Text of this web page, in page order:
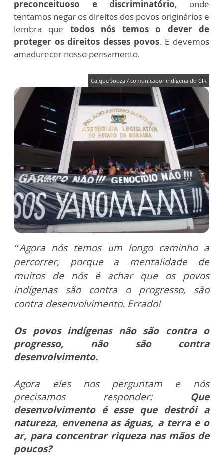
preconceituoso e discriminatório, onde
tentamos negar os direitos dos povos originários e
lembra que todos nós temos o dever de
proteger os direitos desses povos. E devemos
amadurecer nosso pensamento.
Caique Souza / comunicador indígena do CIR
“Agora nós temos um longo caminho a
percorrer, porque a mentalidade de
muitos de nós é achar que os povos
indígenas são contra o progresso, são
contra desenvolvimento. Errado!
Os povos indígenas não são contra o
progresso, não são contra
desenvolvimento.
Agora eles nos perguntam e nós
precisamos responder: Que
desenvolvimento é esse que destrói a
natureza, envenena as águas, a terra e o
ar, para concentrar riqueza nas mãos de
poucos?